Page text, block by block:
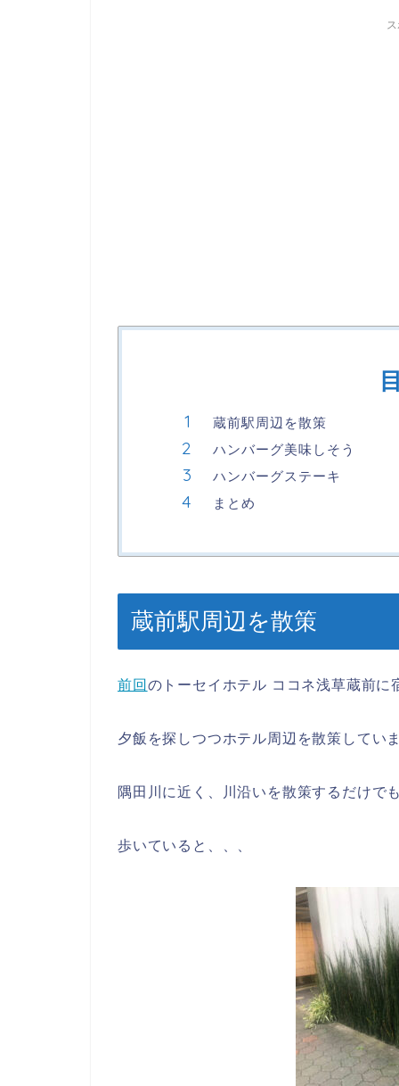
蔵前駅周辺を散策
ハンバーグ美味しそう
ハンバーグステーキ
まとめ
蔵前駅周辺を散策
前回 のトーセイホテル ココネ浅草蔵前に
夕飯を探しつつホテル周辺を散策してい
隅田川に近く、川沿いを散策するだけで
歩いていると、、、